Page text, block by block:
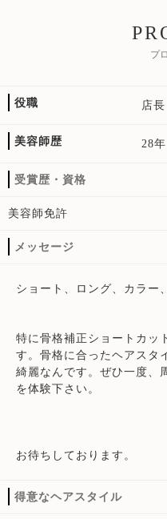
プ
役職 店長
美容師歴 28年
受賞歴・資格
美容師免許
メッセージ
ショート、ロング、カラー
特に骨格補正ショートカッ
す。骨格に合ったヘアスタ
綺麗なんです。ぜひ一度、
を体験下さい。
お待ちしております。
得意なヘアスタイル